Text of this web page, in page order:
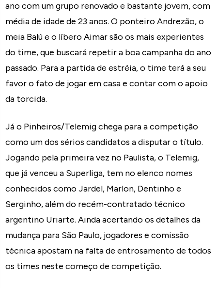
ano com um grupo renovado e bastante jovem, com
média de idade de 23 anos. O ponteiro Andrezão, o
meia Balú e o líbero Aimar são os mais experientes
do time, que buscará repetir a boa campanha do ano
passado. Para a partida de estréia, o time terá a seu
favor o fato de jogar em casa e contar com o apoio
da torcida.
Já o Pinheiros/Telemig chega para a competição
como um dos sérios candidatos a disputar o título.
Jogando pela primeira vez no Paulista, o Telemig,
que já venceu a Superliga, tem no elenco nomes
conhecidos como Jardel, Marlon, Dentinho e
Serginho, além do recém-contratado técnico
argentino Uriarte. Ainda acertando os detalhes da
mudança para São Paulo, jogadores e comissão
técnica apostam na falta de entrosamento de todos
os times neste começo de competição.